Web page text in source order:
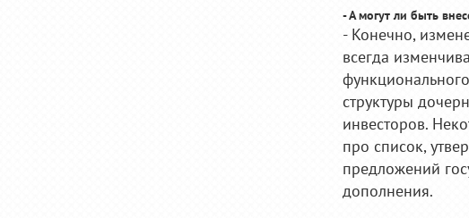
- А могут ли быть
- Конечно,
всегда
структуры
инвесторов.
про список,
предложений
дополнения.